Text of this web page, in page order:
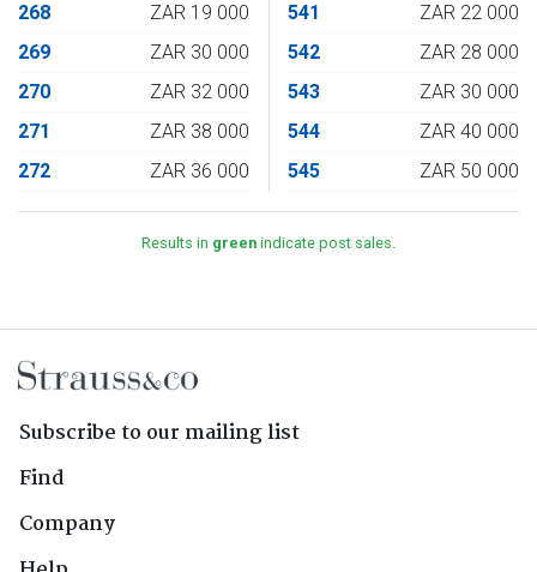
268
ZAR 19 000
269
ZAR 30 000
270
ZAR 32 000
271
ZAR 38 000
272
ZAR 36 000
541
ZAR 22 000
542
ZAR 28 000
543
ZAR 30 000
544
ZAR 40 000
545
ZAR 50 000
Results in green indicate post sales.
Subscribe to our mailing list
Find
Company